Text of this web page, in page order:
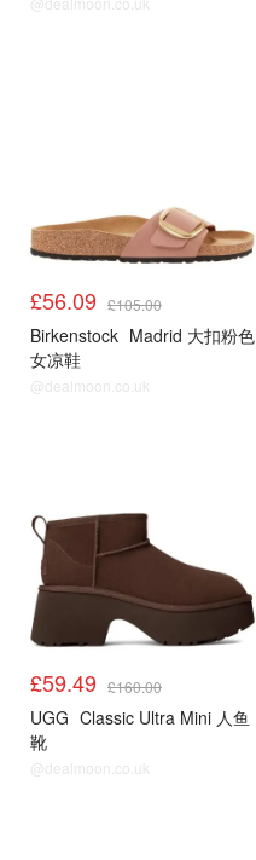
£56.09 £105.00
Birkenstock Madrid 大扣粉色
女凉鞋
@dealmoon.co.uk
£59.49 £160.00
UGG Classic Ultra Mini 人鱼
靴
@dealmoon.co.uk